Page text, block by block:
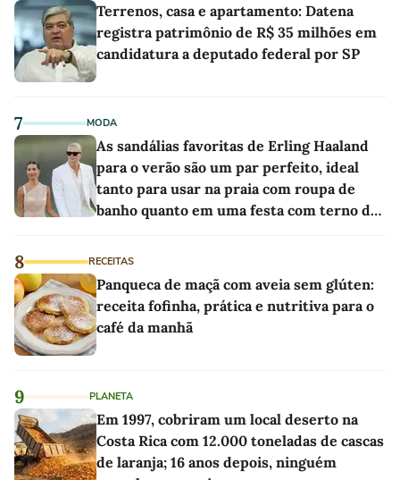
Terrenos, casa e apartamento: Datena
registra patrimônio de R$ 35 milhões em
candidatura a deputado federal por SP
7 MODA
As sandálias favoritas de Erling Haaland
para o verão são um par perfeito, ideal
tanto para usar na praia com roupa de
banho quanto em uma festa com terno de
8 RECEITAS
Panqueca de maçã com aveia sem glúten:
receita fofinha, prática e nutritiva para o
café da manhã
9 PLANETA
Em 1997, cobriram um local deserto na
Costa Rica com 12.000 toneladas de cascas
de laranja; 16 anos depois, ninguém